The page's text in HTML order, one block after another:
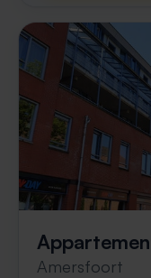
Amersfoort